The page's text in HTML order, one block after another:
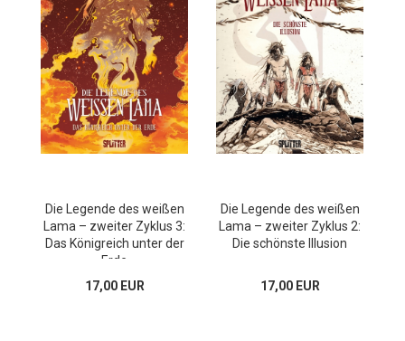
Die Legende des weißen
Lama – zweiter Zyklus 3:
Das Königreich unter der
Erde
17,00 EUR
Die Legende des weißen
Lama – zweiter Zyklus 2:
Die schönste Illusion
17,00 EUR